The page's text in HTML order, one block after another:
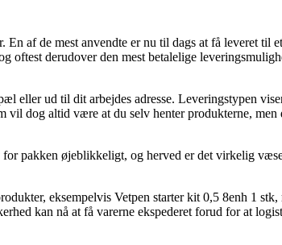
af de mest anvendte er nu til dags at få leveret til
oftest derudover den mest betalelige
eller ud til dit arbejdes adresse. Leveringstypen
dog altid være at du selv henter produkterne, men
pakken øjeblikkeligt, og herved er det virkelig
eksempelvis Vetpen starter kit 0,5 8enh 1
kan nå at få varerne ekspederet forud for at